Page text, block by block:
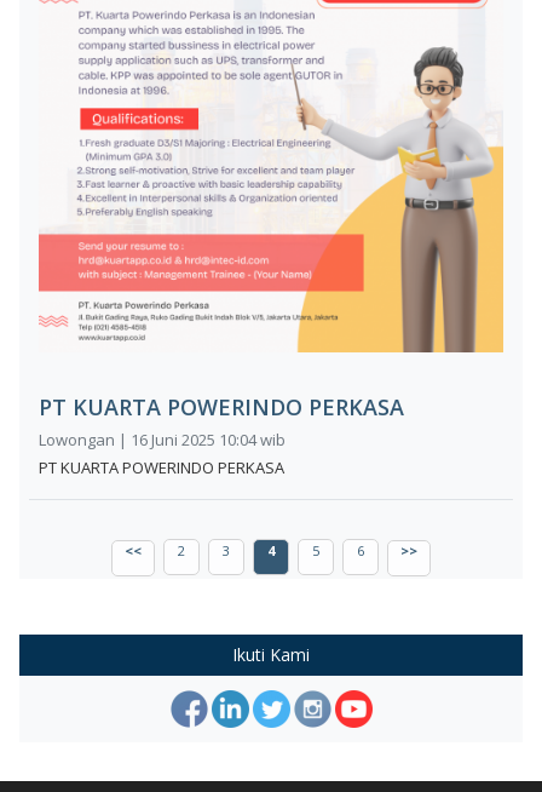
PT KUARTA POWERINDO PERKASA
Lowongan | 16 Juni 2025 10:04 wib
PT KUARTA POWERINDO PERKASA
<< 2 3 4 5 6 >>
Ikuti Kami